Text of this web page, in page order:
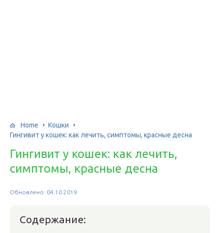
Home
Кошки
Гингивит у кошек: как лечить, симптомы, красные десна
Гингивит у кошек: как лечить,
симптомы, красные десна
Обновлено: 04.10.2019
Содержание: